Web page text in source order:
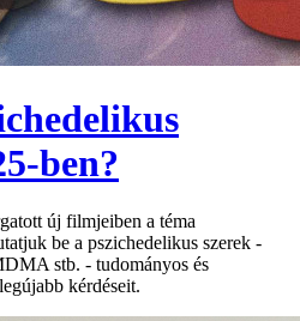
ben?
új filmjeiben a téma
be a pszichedelikus szerek -
stb. - tudományos és
kérdéseit.